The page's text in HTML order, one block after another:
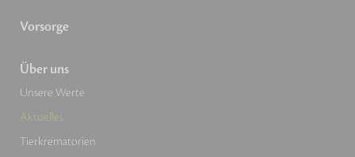
Vorsorge
Über uns
Unsere Werte
Aktuelles
Tierkrematorien